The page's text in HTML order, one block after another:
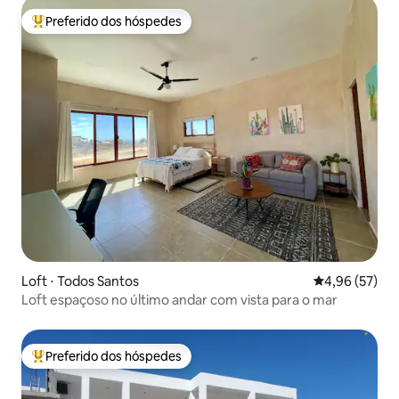
Entre os melhores preferidos dos hóspedes
Preferido dos hóspedes
Loft ⋅ Todos Santos 4,96 de uma
4,96 (57)
Loft espaçoso no último andar com vista para o mar
Entre os melhores preferidos dos hóspedes
Preferido dos hóspedes